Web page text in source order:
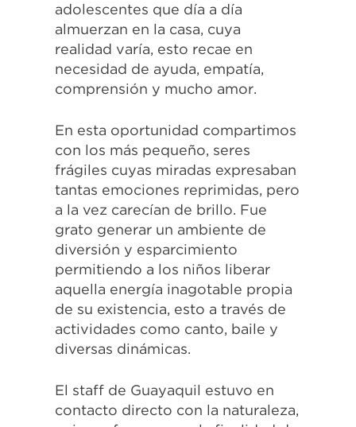
adolescentes que día a día
almuerzan en la casa, cuya
realidad varía, esto recae en
necesidad de ayuda, empatía,
comprensión y mucho amor.
En esta oportunidad compartimos
con los más pequeño, seres
frágiles cuyas miradas expresaban
tantas emociones reprimidas, pero
a la vez carecían de brillo. Fue
grato generar un ambiente de
diversión y esparcimiento
permitiendo a los niños liberar
aquella energía inagotable propia
de su existencia, esto a través de
actividades como canto, baile y
diversas dinámicas.
El staff de Guayaquil estuvo en
contacto directo con la naturaleza,